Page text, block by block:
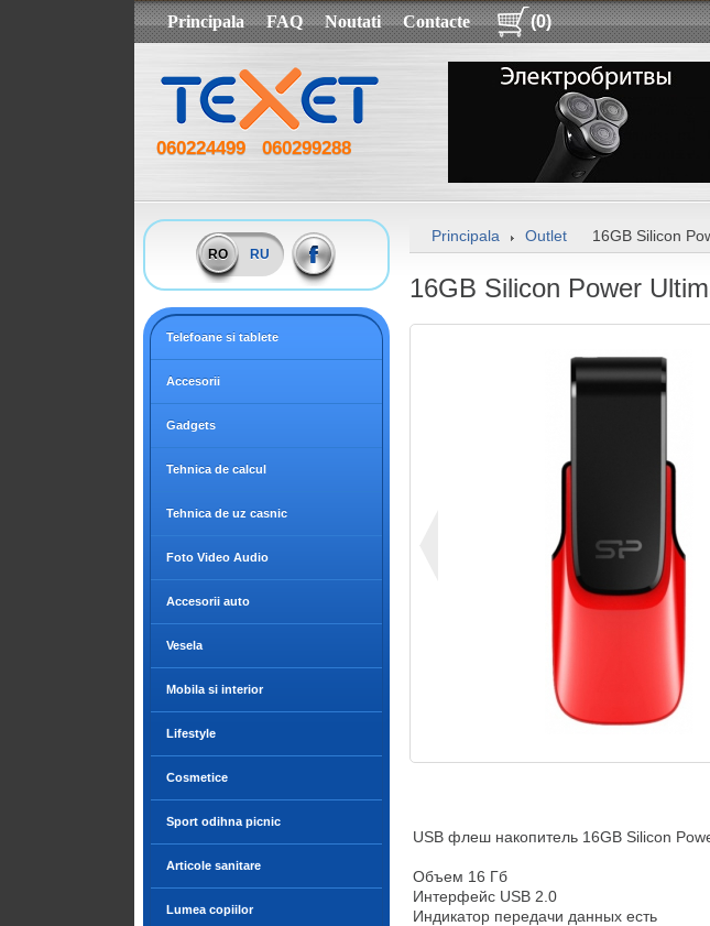
Principala FAQ Noutati Contacte (0)
060224499 060299288
RO RU
Telefoane si tablete
Accesorii
Gadgets
Tehnica de calcul
Tehnica de uz casnic
Foto Video Audio
Accesorii auto
Vesela
Mobila si interior
Lifestyle
Cosmetice
Sport odihna picnic
Articole sanitare
Lumea copiilor
Principala Outlet 16GB Silicon
16GB Silicon Power
USB флеш накопитель 16GB Silicon
Объем 16 Гб
Интерфейс USB 2.0
Индикатор передачи данных есть